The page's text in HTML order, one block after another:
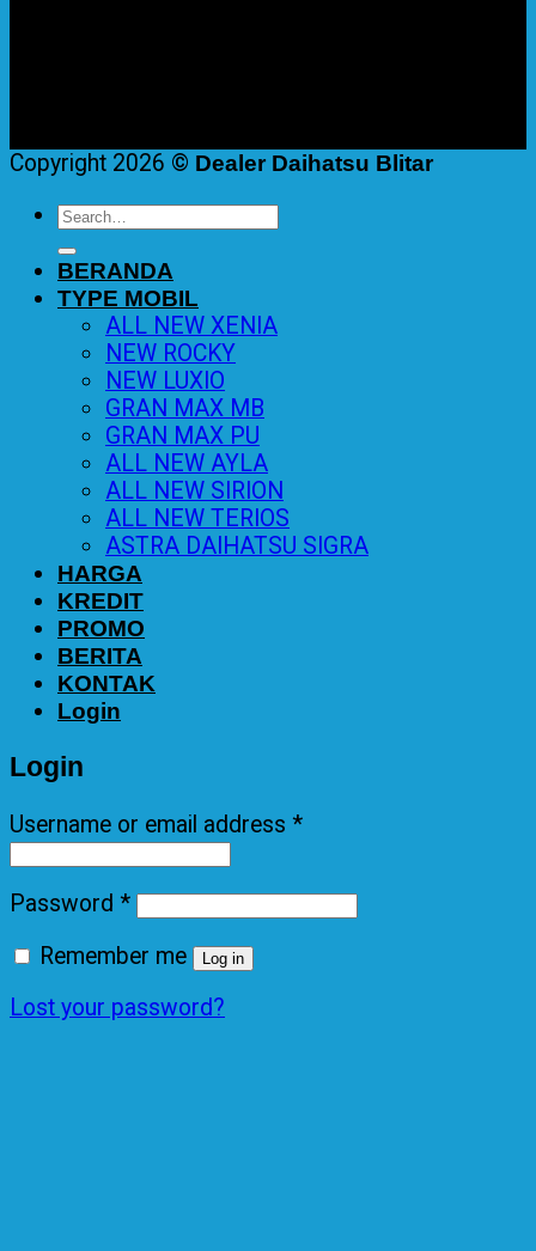
Copyright 2026 © Dealer Daihatsu Blitar
Search
for:
BERANDA
TYPE MOBIL
ALL NEW XENIA
NEW ROCKY
NEW LUXIO
GRAN MAX MB
GRAN MAX PU
ALL NEW AYLA
ALL NEW SIRION
ALL NEW TERIOS
ASTRA DAIHATSU SIGRA
HARGA
KREDIT
PROMO
BERITA
KONTAK
Login
Login
Username or email address *
Password *
Remember me
Log in
Lost your password?